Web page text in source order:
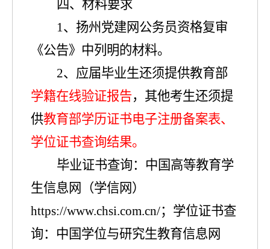
四、材料要求
1、 扬州党建网公务员资格复审
《公告》 中列明的材料。
2、 应届毕业生还须提供教育部
学籍在线验证报告，其他考生还须提
供教育部学历证书电子注册备案表、
学位证书查询结果。
毕业证书查询：中国高等教育学
生信息网（学信网）
https://www.chsi.com.cn/；学位证书查
询：中国学位与研究生教育信息网